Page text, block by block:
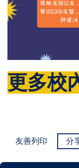
更多校
友善列印 分